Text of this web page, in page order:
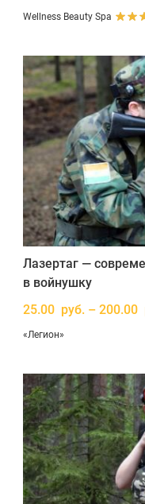
Wellness Beauty Spa
Лазертаг —
в войнушку
25.00 руб. – 200.00
«Легион»